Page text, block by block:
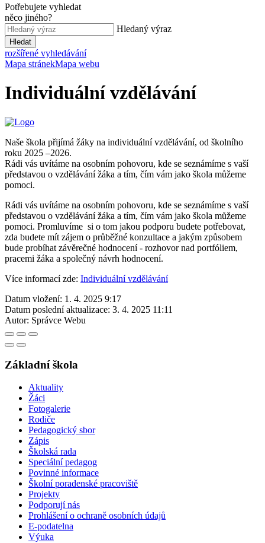
Potřebujete vyhledat
něco jiného?
Hledaný výraz
Hledat
rozšířené vyhledávání
Mapa stránekMapa webu
Individuální vzdělávání
Naše škola přijímá žáky na individuální vzdělávání, od školního
roku 2025 –2026.
Rádi vás uvítáme na osobním pohovoru, kde se seznámíme s vaší
představou o vzdělávání žáka a tím, čím vám jako škola můžeme
pomoci.
Rádi vás uvítáme na osobním pohovoru, kde se seznámíme s vaší
představou o vzdělávání žáka a tím, čím vám jako škola můžeme
pomoci. Promluvíme si o tom jakou podporu budete potřebovat,
zda budete mít zájem o průběžné konzultace a jakým způsobem
bude probíhat závěrečné hodnocení - rozhovor nad portfóliem,
pracemi žáka a společný návrh hodnocení.
Více informací zde: Individuální vzdělávání
Datum vložení: 1. 4. 2025 9:17
Datum poslední aktualizace: 3. 4. 2025 11:11
Autor: Správce Webu
Základní škola
Aktuality
Žáci
Fotogalerie
Rodiče
Pedagogický sbor
Zápis
Školská rada
Speciální pedagog
Povinné informace
Školní poradenské pracoviště
Projekty
Podporují nás
Prohlášení o ochraně osobních údajů
E-podatelna
Výuka